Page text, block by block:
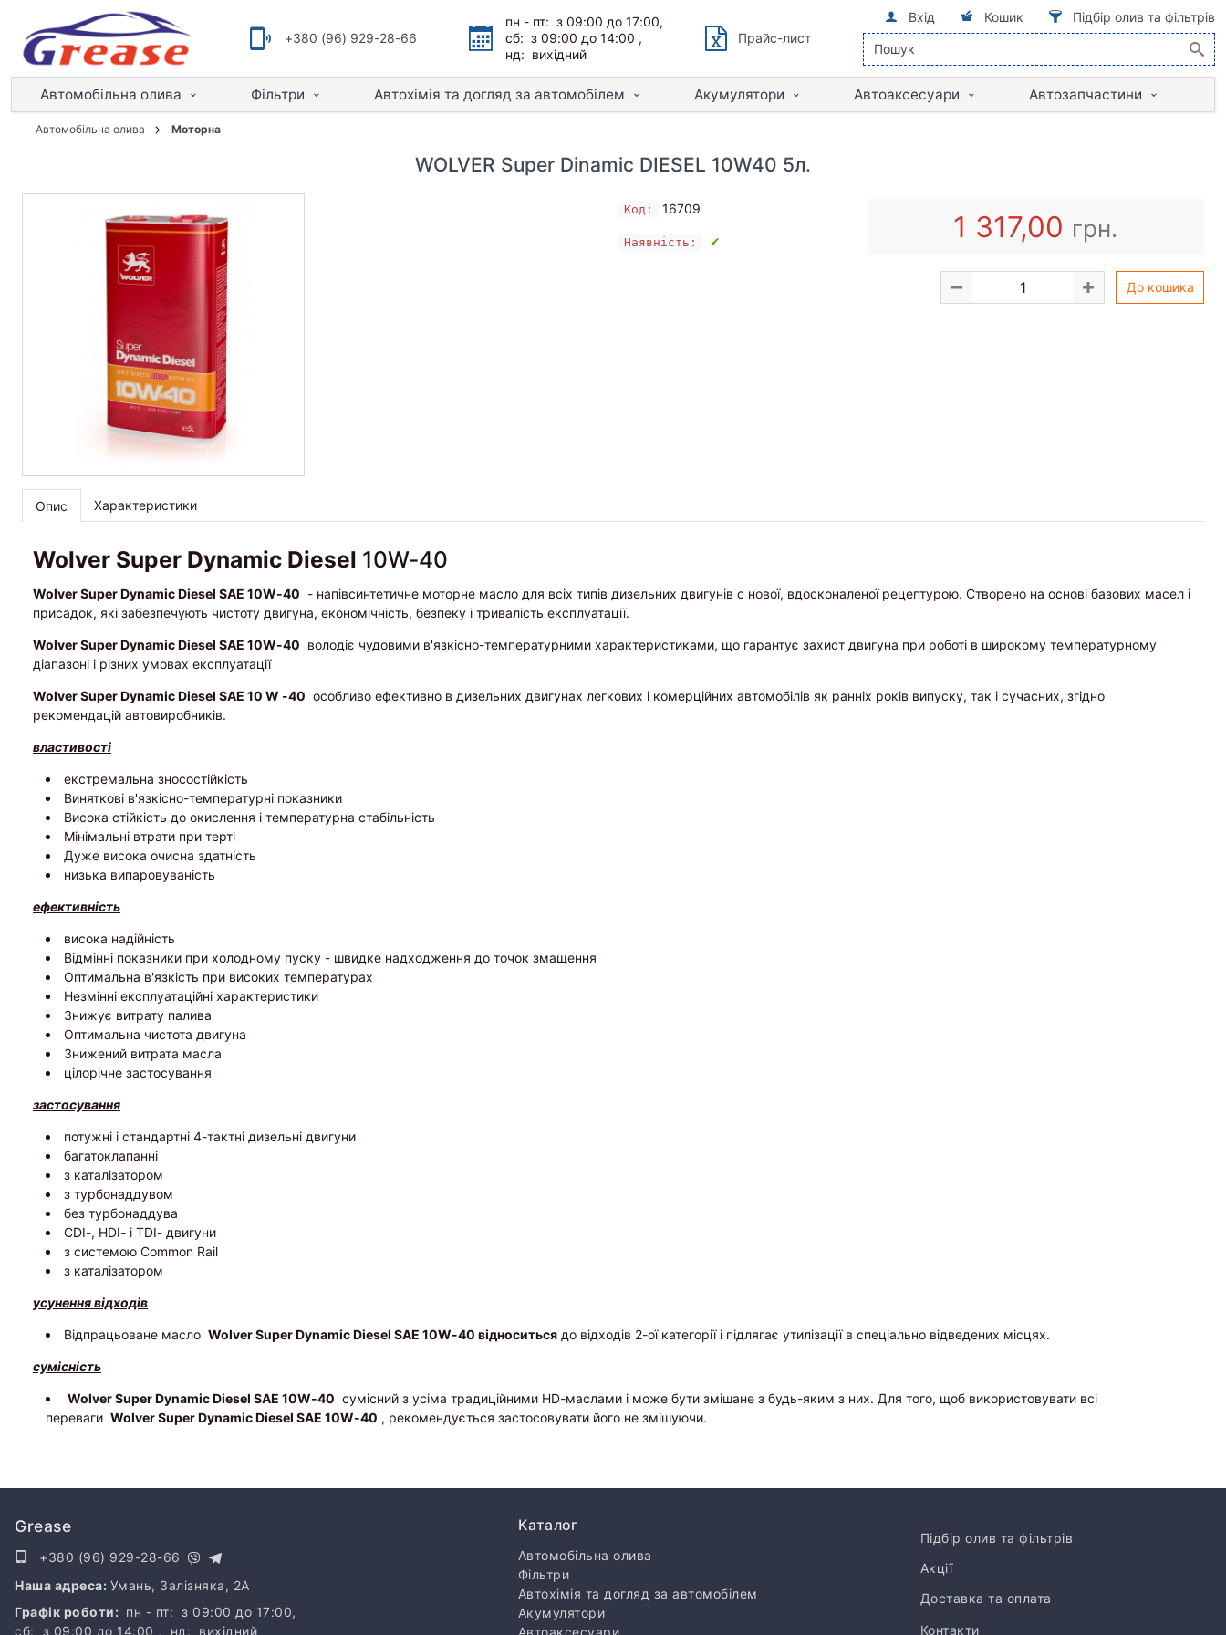
+380 (96) 929-28-66
пн - пт: з 09:00 до 17:00,
сб: з 09:00 до 14:00 ,
нд: вихідний
Прайс-лист
Вхід Кошик Підбір олив та фільтрів
Автомобільна олива Фільтри Автохімія та догляд за автомобілем Акумулятори Автоаксесуари Автозапчастини
Автомобільна олива Моторна
WOLVER Super Dinamic DIESEL 10W40 5л.
Код: 16709
Наявність: ✔ 1 317,00 грн.
До кошика
Опис Характеристики
Wolver Super Dynamic Diesel 10W-40
Wolver Super Dynamic Diesel SAE 10W-40 - напівсинтетичне моторне масло для всіх типів дизельних двигунів c нової, вдосконаленої рецептурою. Створено на основі базових масел і
присадок, які забезпечують чистоту двигуна, економічність, безпеку і тривалість експлуатації.
Wolver Super Dynamic Diesel SAE 10W-40 володіє чудовими в'язкісно-температурними характеристиками, що гарантує захист двигуна при роботі в широкому температурному
діапазоні і різних умовах експлуатації
Wolver Super Dynamic Diesel SAE 10 W -40 особливо ефективно в дизельних двигунах легкових і комерційних автомобілів як ранніх років випуску, так і сучасних, згідно
рекомендацій автовиробників.
властивості
екстремальна зносостійкість
Виняткові в'язкісно-температурні показники
Висока стійкість до окислення і температурна стабільність
Мінімальні втрати при терті
Дуже висока очисна здатність
низька випаровуваність
ефективність
висока надійність
Відмінні показники при холодному пуску - швидке надходження до точок змащення
Оптимальна в'язкість при високих температурах
Незмінні експлуатаційні характеристики
Знижує витрату палива
Оптимальна чистота двигуна
Знижений витрата масла
цілорічне застосування
застосування
потужні і стандартні 4-тактні дизельні двигуни
багатоклапанні
з каталізатором
з турбонаддувом
без турбонаддува
CDI-, HDI- і TDI- двигуни
з системою Common Rail
з каталізатором
усунення відходів
Відпрацьоване масло Wolver Super Dynamic Diesel SAE 10W-40 відноситься до відходів 2-ої категорії і підлягає утилізації в спеціально відведених місцях.
сумісність
Wolver Super Dynamic Diesel SAE 10W-40 сумісний з усіма традиційними HD-маслами і може бути змішане з будь-яким з них. Для того, щоб використовувати всі
переваги Wolver Super Dynamic Diesel SAE 10W-40 , рекомендується застосовувати його не змішуючи.
Grease
+380 (96) 929-28-66
Наша адреса: Умань, Залізняка, 2A
Графік роботи: пн - пт: з 09:00 до 17:00,
сб: з 09:00 до 14:00 ,
нд: вихідний
Каталог
Автомобільна олива
Фільтри
Автохімія та догляд за автомобілем
Акумулятори
Автоаксесуари
Підбір олив та фільтрів
Акції
Доставка та оплата
Контакти